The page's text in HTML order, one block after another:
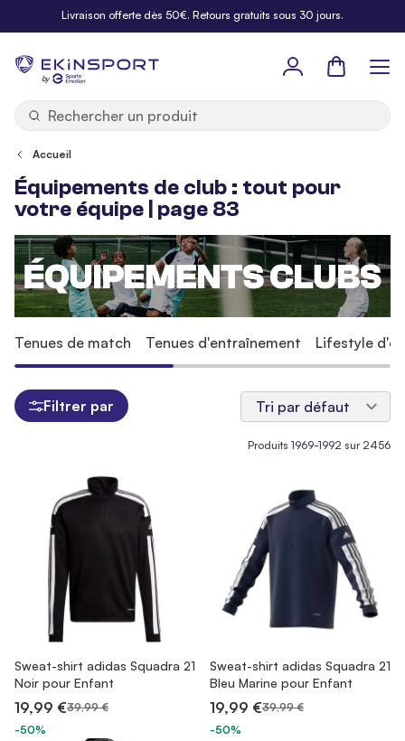
Allez au contenuLivraison offerte dès 50€. Retours gratuits sous 30 jours.
by
Panier
Accueil
Équipements de club : tout pour
votre équipe | page 83
Produits 1969-1992 sur2456
Sweat-shirt adidas Squadra 21
Noir pour Enfant
19,99 €39,99 €
-50%
Sweat-shirt adidas Squadra 21
Bleu Marine pour Enfant
19,99 €39,99 €
-50%
Tenues de match Tenues d'entraînement Lifestyle
Filtrer par